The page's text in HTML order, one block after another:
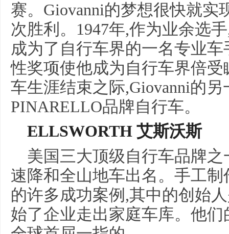
赛。Giovanni的梦想很快就实
次胜利。1947年,作为业余选
成为了自行车界的一名专业
性奖项使他成为自行车界倍
车生涯结束之际,Giovanni的
PINARELLO品牌自行车。
ELLSWORTH 艾斯沃斯
美国三大顶级自行车品牌
速降和全山地车出名。手工
的许多成功案例,其中的创始
始了企业走出家庭车库。他